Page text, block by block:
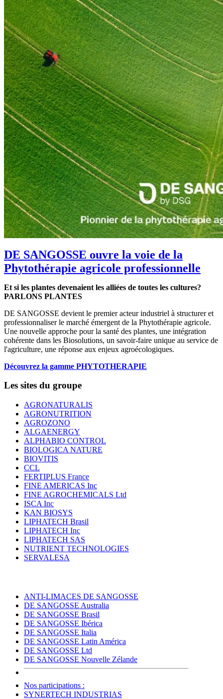
DE SANGOSSE ouvre la voie de la
Phytothérapie agricole professionnelle
Et si les plantes devenaient les alliées de toutes les cultures?
PARLONS PLANTES
DE SANGOSSE devient le premier acteur industriel à structurer et
professionnaliser le marché émergent de la Phytothérapie agricole.
Une nouvelle approche pour la santé des plantes, une intégration
cohérente dans les Biosolutions, un savoir-faire unique au service de
l'agriculture, une réponse aux enjeux agroécologiques.
Découvrez la gamme PHYTOTHERAPIE
Les sites du groupe
AGRONATURALIS
AGRONUTRITION
AGROZONO
ALGAENERGY
ALPHABIO CONTROL
BIOLOGICA NATURE
BIOVITIS
CCL
FERTIPLUS France
FINE AMERICAS Inc
FINE AGROCHEMICALS Ltd
ISCA Inc
KAN BIOSYS
LIPHATECH Brasil
LIPHATECH Inc
LIPHATECH SAS
NUTRIENT TECHNOLOGIES
SERVALESA
ANTI-LIMACES DE SANGOSSE
DE SANGOSSE Australia
DE SANGOSSE Brasil
DE SANGOSSE Ibérica
DE SANGOSSE Italia
DE SANGOSSE Latin América
DE SANGOSSE Ltd
DE SANGOSSE Nouvelle Zélande
Nos participations :
SYNERTECH INDUSTRIAS